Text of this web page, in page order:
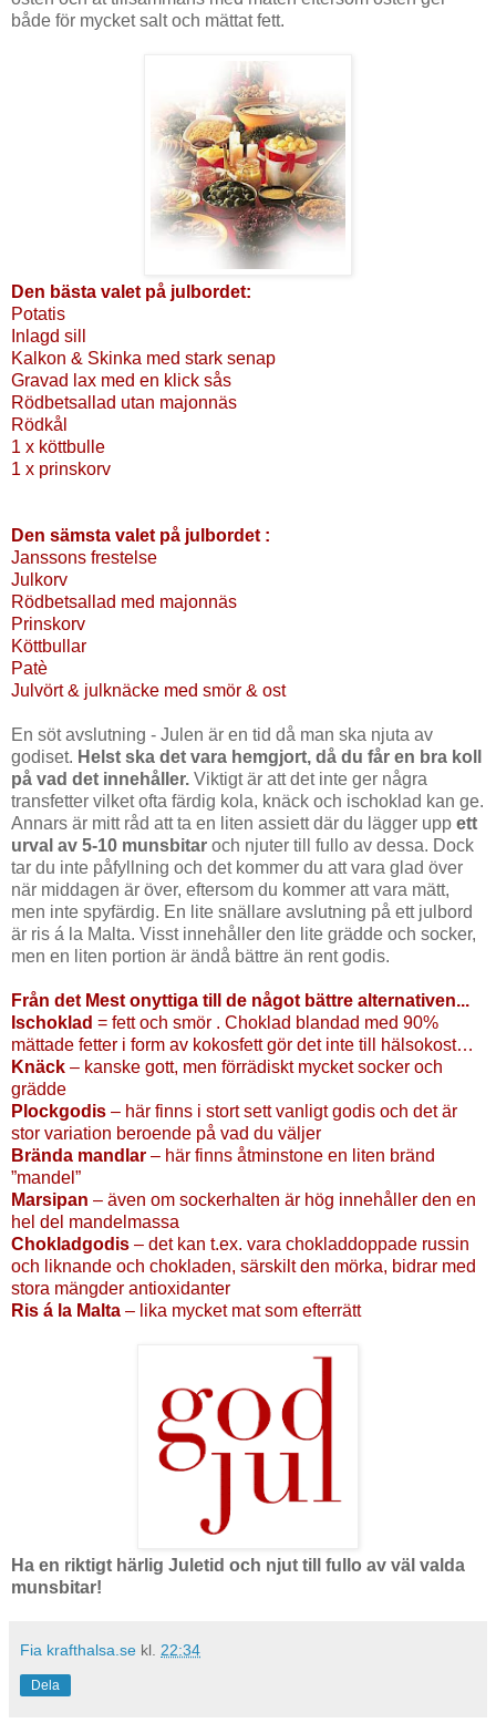
både för mycket salt och mättat fett.
Den bästa valet på julbordet:
Potatis
Inlagd sill
Kalkon & Skinka med stark senap
Gravad lax med en klick sås
Rödbetsallad utan majonnäs
Rödkål
1 x köttbulle
1 x prinskorv
Den sämsta valet på julbordet :
Janssons frestelse
Julkorv
Rödbetsallad med majonnäs
Prinskorv
Köttbullar
Patè
Julvört & julknäcke med smör & ost
En söt avslutning - Julen är en tid då man ska njuta av
godiset. Helst ska det vara hemgjort, då du får en bra koll
på vad det innehåller. Viktigt är att det inte ger några
transfetter vilket ofta färdig kola, knäck och ischoklad kan ge.
Annars är mitt råd att ta en liten assiett där du lägger upp ett
urval av 5-10 munsbitar och njuter till fullo av dessa. Dock
tar du inte påfyllning och det kommer du att vara glad över
när middagen är över, eftersom du kommer att vara mätt,
men inte spyfärdig. En lite snällare avslutning på ett julbord
är ris á la Malta. Visst innehåller den lite grädde och socker,
men en liten portion är ändå bättre än rent godis.
Från det Mest onyttiga till de något bättre alternativen...
Ischoklad = fett och smör . Choklad blandad med 90%
mättade fetter i form av kokosfett gör det inte till hälsokost…
Knäck – kanske gott, men förrädiskt mycket socker och
grädde
Plockgodis – här finns i stort sett vanligt godis och det är
stor variation beroende på vad du väljer
Brända mandlar – här finns åtminstone en liten bränd
”mandel”
Marsipan – även om sockerhalten är hög innehåller den en
hel del mandelmassa
Chokladgodis – det kan t.ex. vara chokladdoppade russin
och liknande och chokladen, särskilt den mörka, bidrar med
stora mängder antioxidanter
Ris á la Malta – lika mycket mat som efterrätt
Ha en riktigt härlig Juletid och njut till fullo av väl valda
munsbitar!
Fia krafthalsa.se kl. 22:34
Dela